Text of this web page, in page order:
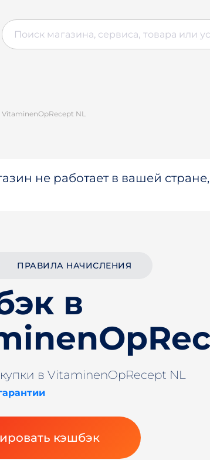
NL
не работает в вашей
ПРАВИЛА НАЧИСЛЕНИЯ
в
в VitaminenOpRecept NL
кэшбэк